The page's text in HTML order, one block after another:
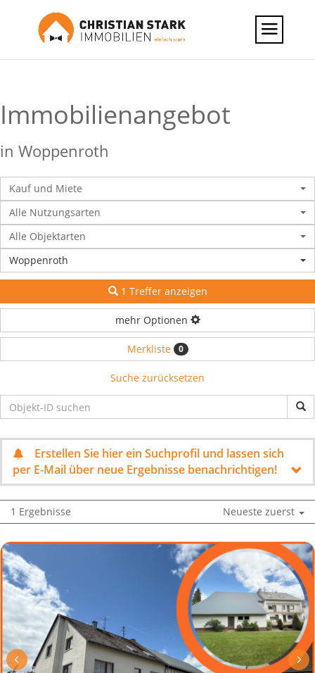
Immobilien­angebot
in Woppenroth
Kauf und Miete
Alle Nutzungsarten
Alle Objektarten
Woppenroth
1 Treffer anzeigen
mehr Optionen
Merkliste 0
Suche zurücksetzen
Erstellen Sie hier ein Suchprofil und lassen sich
per E-Mail über neue Ergebnisse benachrichtigen!
1 Ergebnisse Neueste zuerst